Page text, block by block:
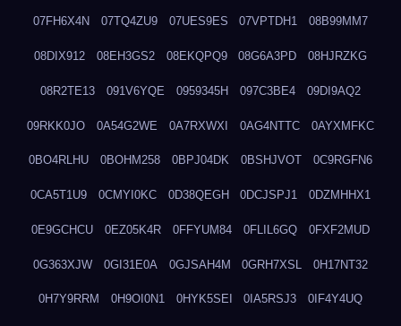
07FH6X4N 07TQ4ZU9 07UES9ES 07VPTDH1 08B99MM7
08DIX912 08EH3GS2 08EKQPQ9 08G6A3PD 08HJRZKG
08R2TE13 091V6YQE 0959345H 097C3BE4 09DI9AQ2
09RKK0JO 0A54G2WE 0A7RXWXI 0AG4NTTC 0AYXMFKC
0BO4RLHU 0BOHM258 0BPJ04DK 0BSHJVOT 0C9RGFN6
0CA5T1U9 0CMYI0KC 0D38QEGH 0DCJSPJ1 0DZMHHX1
0E9GCHCU 0EZ05K4R 0FFYUM84 0FLIL6GQ 0FXF2MUD
0G363XJW 0GI31E0A 0GJSAH4M 0GRH7XSL 0H17NT32
0H7Y9RRM 0H9OI0N1 0HYK5SEI 0IA5RSJ3 0IF4Y4UQ